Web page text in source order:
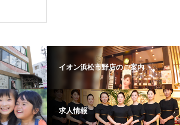
イオン浜松市野店のご案内
求人情報